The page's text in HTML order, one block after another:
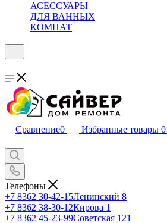
АСЕССУАРЫ
ДЛЯ ВАННЫХ
КОМНАТ
Сравнение0 Избранные товары 0
Телефоны
+7 8362 30-42-15Ленинский 8
+7 8362 38-30-12Кирова 1
+7 8362 45-23-99Советская 121